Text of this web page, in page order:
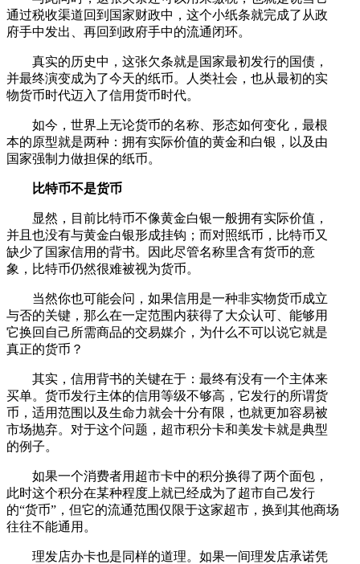
通过税收渠道回到国家财政中，这个小纸条就完成了从政
府手中发出、再回到政府手中的流通闭环。
真实的历史中，这张欠条就是国家最初发行的国债，
并最终演变成为了今天的纸币。人类社会，也从最初的实
物货币时代迈入了信用货币时代。
如今，世界上无论货币的名称、形态如何变化，最根
本的原型就是两种：拥有实际价值的黄金和白银，以及由
国家强制力做担保的纸币。
比特币不是货币
显然，目前比特币不像黄金白银一般拥有实际价值，
并且也没有与黄金白银形成挂钩；而对照纸币，比特币又
缺少了国家信用的背书。因此尽管名称里含有货币的意
象，比特币仍然很难被视为货币。
当然你也可能会问，如果信用是一种非实物货币成立
与否的关键，那么在一定范围内获得了大众认可、能够用
它换回自己所需商品的交易媒介，为什么不可以说它就是
真正的货币？
其实，信用背书的关键在于：最终有没有一个主体来
买单。货币发行主体的信用等级不够高，它发行的所谓货
币，适用范围以及生命力就会十分有限，也就更加容易被
市场抛弃。对于这个问题，超市积分卡和美发卡就是典型
的例子。
如果一个消费者用超市卡中的积分换得了两个面包，
此时这个积分在某种程度上就已经成为了超市自己发行
的“货币”，但它的流通范围仅限于这家超市，换到其他商场
往往不能通用。
理发店办卡也是同样的道理。如果一间理发店承诺凭